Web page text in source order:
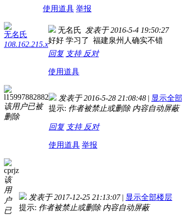
使用道具 举报
无名氏
108.162.215.x
无名氏 发表于 2016-5-4 19:50:27
好好 学习了 福建泉州人确实不错
回复 支持 反对
使用道具
l15997882882
该用户已被
删除
发表于 2016-5-28 21:08:48 | 显示全
提示: 作者被禁止或删除 内容自动屏蔽
回复 支持 反对
使用道具 举报
cprjz
该
用
户
已
发表于 2017-12-25 21:13:07 | 显示全部楼层
提示: 作者被禁止或删除 内容自动屏蔽